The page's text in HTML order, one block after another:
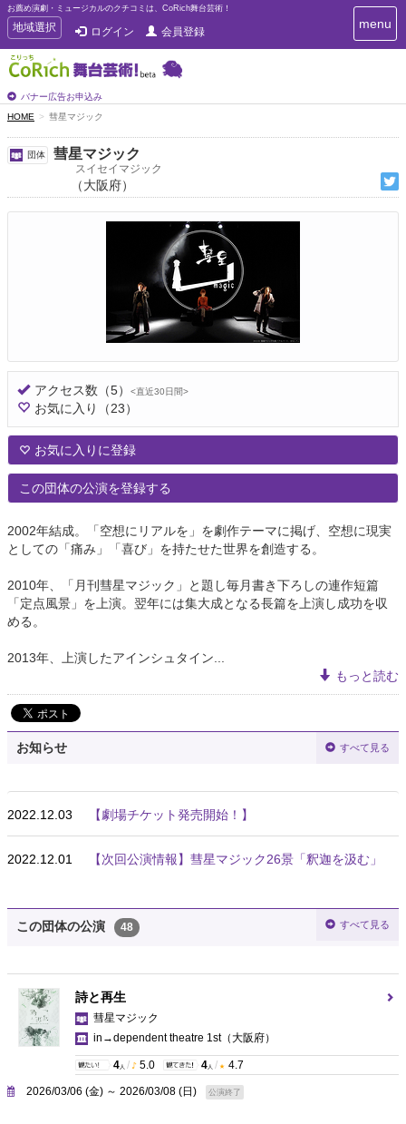
お薦め演劇・ミュージカルのクチコミは、CoRich舞台芸術！
T
o
g
g
e
n
a
v
i
a
t
地域選択 ログイン 会員登録
バナー広告お申込み
T
o
menu
HOME 彗星マジック
団体 彗星マジック
スイセイマジック
（大阪府）
アクセス数 （5） <直近30日間>
お気に入り （23）
お気に入りに登録
この団体の公演を登録する
2002年結成。「空想にリアルを」を劇作テーマに掲げ、空想に現実
としての「痛み」「喜び」を持たせた世界を創造する。
2010年、「月刊彗星マジック」と題し毎月書き下ろしの連作短篇
「定点風景」を上演。翌年には集大成となる長篇を上演し成功を収
める。
2013年、上演したアインシュタイン...
もっと読む
お知らせ すべて見る
2022.12.03 【劇場チケット発売開始！】
2022.12.01 【次回公演情報】彗星マジック26景「釈迦を汲む」
この団体の公演 48 すべて見る
詩と再生
彗星マジック
in→dependent theatre 1st（大阪府）
4 人 / 5.0 4 人 / 4.7
2026/03/06 (金) ～ 2026/03/08 (日) 公演終了